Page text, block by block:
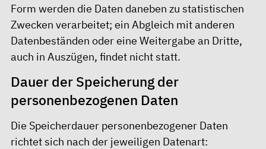
Form werden die Daten daneben zu statistischen
Zwecken verarbeitet; ein Abgleich mit anderen
Datenbeständen oder eine Weitergabe an Dritte,
auch in Auszügen, findet nicht statt.
Dauer der Speicherung der
personenbezogenen Daten
Die Speicherdauer personenbezogener Daten
richtet sich nach der jeweiligen Datenart: